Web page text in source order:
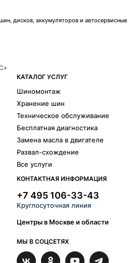
дисков, аккумуляторов и автосервисные
КАТАЛОГ УСЛУГ
Шиномонтаж
Хранение шин
Техническое обслуживание
Бесплатная диагностика
Замена масла в двигателе
Развал-схождение
Все услуги
КОНТАКТНАЯ ИНФОРМАЦИЯ
+7 495 106-33-43
Круглосуточная линия
Центры в Москве и области
МЫ В СОЦСЕТЯХ